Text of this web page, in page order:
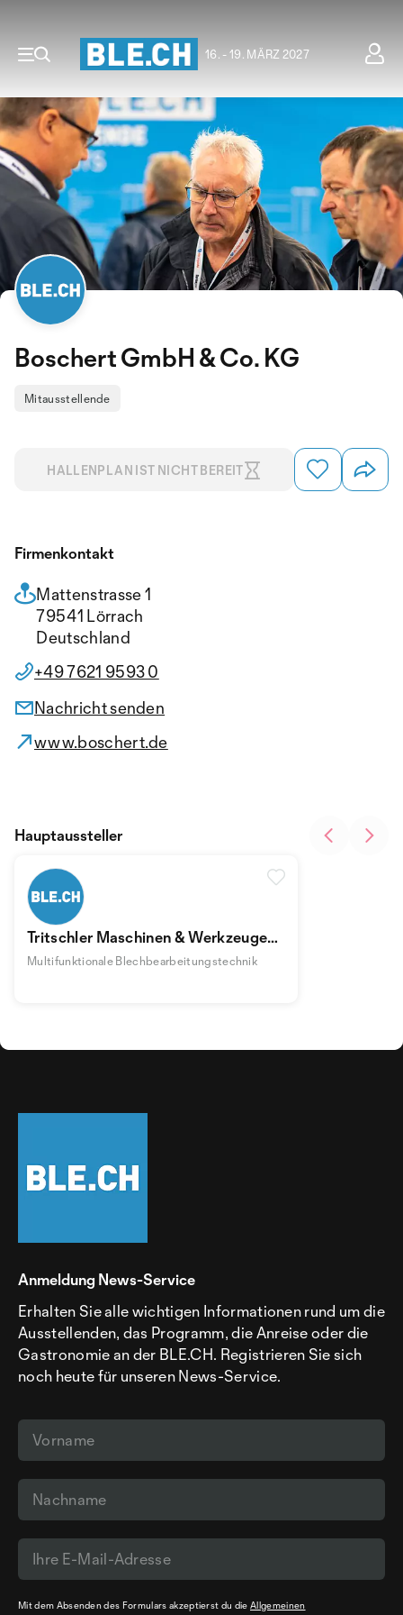
16. - 19. MÄRZ 2027
Boschert GmbH & Co. KG
Mitausstellende
HALLENPLAN IST NICHT BEREIT
Firmenkontakt
Mattenstrasse 1
79541 Lörrach
Deutschland
+49 7621 9593 0
Nachricht senden
www.boschert.de
Tritschler Maschinen & Werkzeuge
Jürgen Tritschler
Multifunktionale Blechbearbeitungstechnik
Hauptaussteller
Anmeldung News-Service
Erhalten Sie alle wichtigen Informationen rund um die
Ausstellenden, das Programm, die Anreise oder die
Gastronomie an der BLE.CH. Registrieren Sie sich
noch heute für unseren News-Service.
Mit dem Absenden des Formulars akzeptierst du dieAllgemeinen